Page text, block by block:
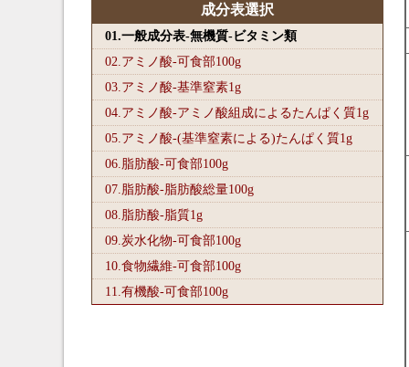
成分表選択
01.一般成分表-無機質-ビタミン類
02.アミノ酸-可食部100g
03.アミノ酸-基準窒素1g
04.アミノ酸-アミノ酸組成によるたんぱく質1g
05.アミノ酸-(基準窒素による)たんぱく質1g
06.脂肪酸-可食部100g
07.脂肪酸-脂肪酸総量100g
08.脂肪酸-脂質1g
09.炭水化物-可食部100g
10.食物繊維-可食部100g
11.有機酸-可食部100g